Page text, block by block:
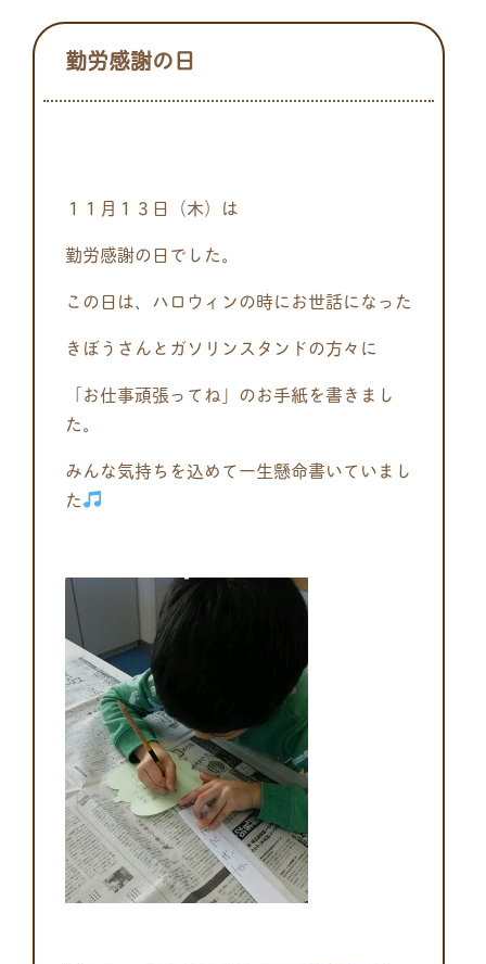
勤労感謝の日
１１月１３日（木）は
勤労感謝の日でした。
この日は、ハロウィンの時にお世話になった
きぼうさんとガソリンスタンドの方々に
「お仕事頑張ってね」のお手紙を書きまし
た。
みんな気持ちを込めて一生懸命書いていまし
た